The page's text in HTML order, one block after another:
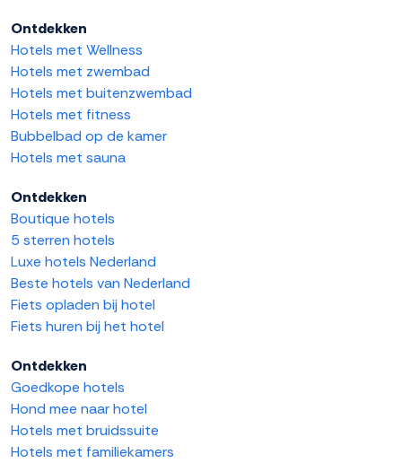
Ontdekken
Hotels met Wellness
Hotels met zwembad
Hotels met buitenzwembad
Hotels met fitness
Bubbelbad op de kamer
Hotels met sauna
Ontdekken
Boutique hotels
5 sterren hotels
Luxe hotels Nederland
Beste hotels van Nederland
Fiets opladen bij hotel
Fiets huren bij het hotel
Ontdekken
Goedkope hotels
Hond mee naar hotel
Hotels met bruidssuite
Hotels met familiekamers